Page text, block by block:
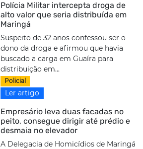
Polícia Militar intercepta droga de
alto valor que seria distribuída em
Maringá
Suspeito de 32 anos confessou ser o
dono da droga e afirmou que havia
buscado a carga em Guaíra para
distribuição em...
Policial
Ler artigo
Empresário leva duas facadas no
peito, consegue dirigir até prédio e
desmaia no elevador
A Delegacia de Homicídios de Maringá